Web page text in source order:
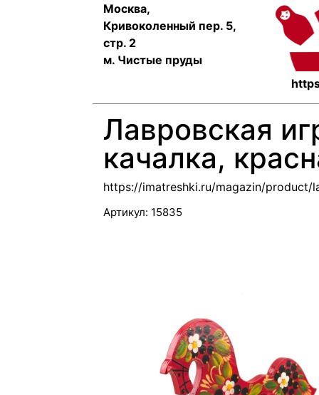
Москва,
Кривоколенный пер. 5,
стр. 2
м. Чистые пруды
Лавровская
качалка,
https://imatreshki.ru/magazin/product/
Артикул: 15835